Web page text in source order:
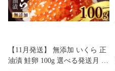
【11月発送】 無添加 いくら 正
油漬 鮭卵 100g 選べる発送月 函